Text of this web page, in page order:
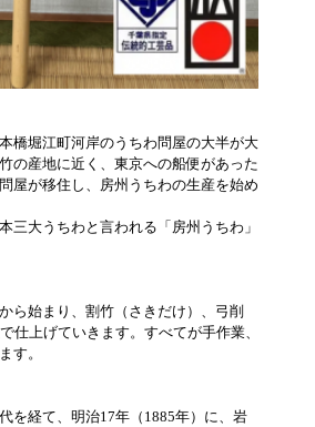
橋堀江町河岸のうちわ問屋の大半が大
の産地に近く、東京への船便があった
屋が移住し、房州うちわの生産を始め
三大うちわと言われる「房州うちわ」
ら始まり、割竹（さきだけ）、弓削
仕上げていきます。すべてが手作業、
す。
を経て、明治17年（1885年）に、岩